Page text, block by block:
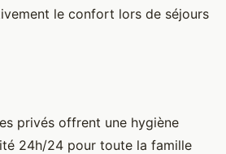
le confort lors de séjours
privés offrent une hygiène
24h/24 pour toute la famille